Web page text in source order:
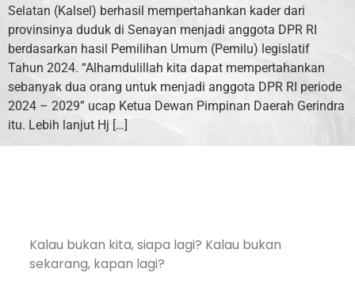
Selatan (Kalsel) berhasil mempertahankan kader dari
provinsinya duduk di Senayan menjadi anggota DPR RI
berdasarkan hasil Pemilihan Umum (Pemilu) legislatif
Tahun 2024. “Alhamdulillah kita dapat mempertahankan
sebanyak dua orang untuk menjadi anggota DPR RI periode
2024 – 2029” ucap Ketua Dewan Pimpinan Daerah Gerindra
itu. Lebih lanjut Hj […]
Kalau bukan kita, siapa lagi? Kalau bukan
sekarang, kapan lagi?